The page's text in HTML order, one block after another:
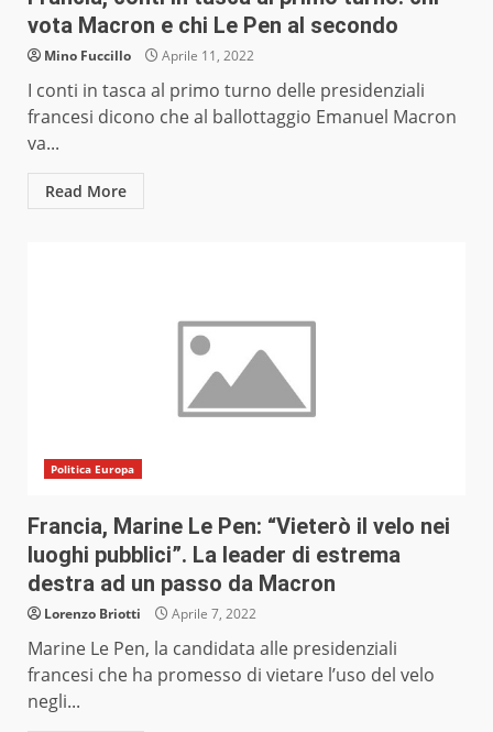
vota Macron e chi Le Pen al secondo
Mino Fuccillo Aprile 11, 2022
I conti in tasca al primo turno delle presidenziali
francesi dicono che al ballottaggio Emanuel Macron
va...
Read More
Politica Europa
Francia, Marine Le Pen: “Vieterò il velo nei
luoghi pubblici”. La leader di estrema
destra ad un passo da Macron
Lorenzo Briotti Aprile 7, 2022
Marine Le Pen, la candidata alle presidenziali
francesi che ha promesso di vietare l’uso del velo
negli...